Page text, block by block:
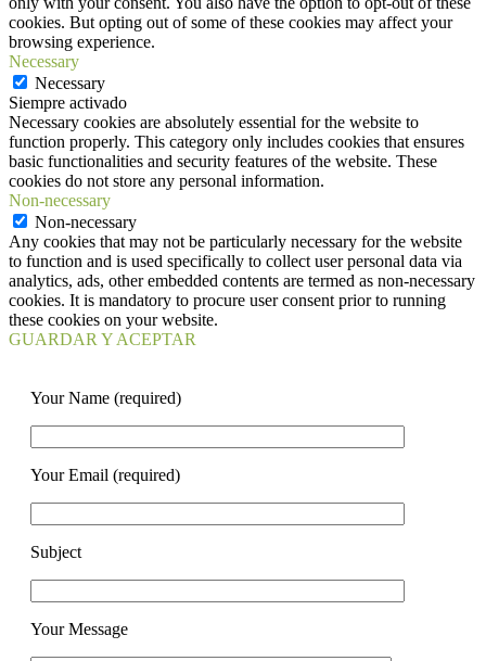
cookies. But opting out of some of these cookies may affect your
browsing experience.
Necessary
Necessary
Siempre activado
Necessary cookies are absolutely essential for the website to
function properly. This category only includes cookies that ensures
basic functionalities and security features of the website. These
cookies do not store any personal information.
Non-necessary
Non-necessary
Any cookies that may not be particularly necessary for the website
to function and is used specifically to collect user personal data via
analytics, ads, other embedded contents are termed as non-necessary
cookies. It is mandatory to procure user consent prior to running
these cookies on your website.
GUARDAR Y ACEPTAR
Your Name (required)
Your Email (required)
Subject
Your Message